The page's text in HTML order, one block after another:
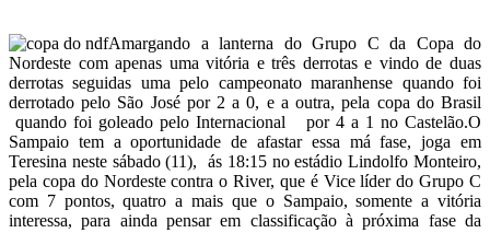
Amargando a lanterna do Grupo C da Copa do
Nordeste com apenas uma vitória e três derrotas e vindo de duas
derrotas seguidas uma pelo campeonato maranhense quando foi
derrotado pelo São José por 2 a 0, e a outra, pela copa do Brasil
quando foi goleado pelo Internacional por 4 a 1 no Castelão.O
Sampaio tem a oportunidade de afastar essa má fase, joga em
Teresina neste sábado (11), ás 18:15 no estádio Lindolfo Monteiro,
pela copa do Nordeste contra o River, que é Vice líder do Grupo C
com 7 pontos, quatro a mais que o Sampaio, somente a vitória
interessa, para ainda pensar em classificação à próxima fase da